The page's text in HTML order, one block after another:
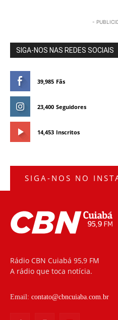
-
SIGA-NOS NAS REDES SOCIAIS
39,985 Fãs
23,400 Seguidores
14,453 Inscritos
SIGA-NOS NO
Rádio CBN Cuiabá 95,9 FM
A rádio que toca notícia.
Email: contato@cbncuiaba.com.br